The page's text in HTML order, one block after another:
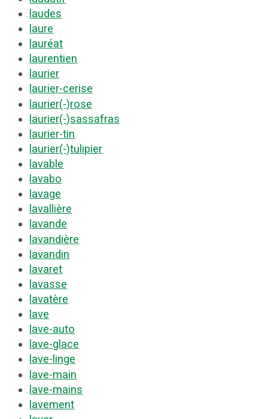
laudes
laure
lauréat
laurentien
laurier
laurier-cerise
laurier(-)rose
laurier(-)sassafras
laurier-tin
laurier(-)tulipier
lavable
lavabo
lavage
lavallière
lavande
lavandière
lavandin
lavaret
lavasse
lavatère
lave
lave-auto
lave-glace
lave-linge
lave-main
lave-mains
lavement